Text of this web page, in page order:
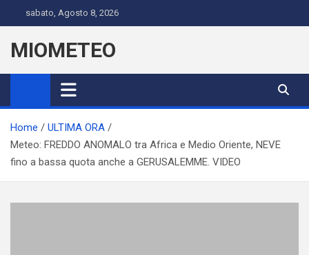
to
content
sabato, Agosto 8, 2026
MIOMETEO
Home
ULTIMA ORA
Meteo: FREDDO ANOMALO tra Africa e Medio Oriente, NEVE
fino a bassa quota anche a GERUSALEMME. VIDEO